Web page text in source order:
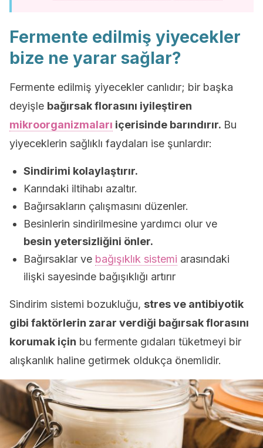
Fermente edilmiş yiyecekler
bize ne yarar sağlar?
Fermente edilmiş yiyecekler canlıdır; bir başka
deyişle bağırsak florasını iyileştiren
mikroorganizmaları içerisinde barındırır. Bu
yiyeceklerin sağlıklı faydaları ise şunlardır:
Sindirimi kolaylaştırır.
Karındaki iltihabı azaltır.
Bağırsakların çalışmasını düzenler.
Besinlerin sindirilmesine yardımcı olur ve
besin yetersizliğini önler.
Bağırsaklar ve bağışıklık sistemi arasındaki
ilişki sayesinde bağışıklığı artırır
Sindirim sistemi bozukluğu, stres ve antibiyotik
gibi faktörlerin zarar verdiği bağırsak florasını
korumak için bu fermente gıdaları tüketmeyi bir
alışkanlık haline getirmek oldukça önemlidir.